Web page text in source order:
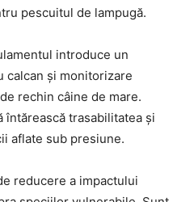
pescuitul de lampugă.
introduce un
calcan și monitorizare
rechin câine de mare.
întărească trasabilitatea și
aflate sub presiune.
reducere a impactului